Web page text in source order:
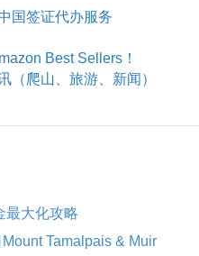
国签证代办服务
Best Sellers！
（爬山、旅游、新闻）
最大化攻略
Tamalpais & Muir